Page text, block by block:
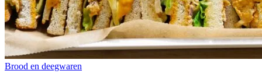
Brood en deegwaren